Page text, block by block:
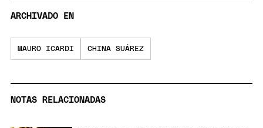
ARCHIVADO EN
MAURO ICARDI CHINA SUÁREZ
NOTAS RELACIONADAS